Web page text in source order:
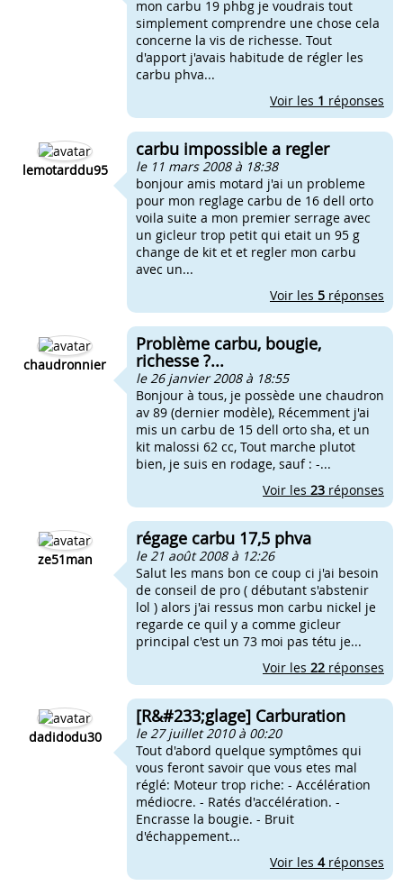
mon carbu 19 phbg je voudrais tout
simplement comprendre une chose cela
concerne la vis de richesse. Tout
d'apport j'avais habitude de régler les
carbu phva...
Voir les 1 réponses
lemotarddu95
carbu impossible a regler
le 11 mars 2008 à 18:38
bonjour amis motard j'ai un probleme
pour mon reglage carbu de 16 dell orto
voila suite a mon premier serrage avec
un gicleur trop petit qui etait un 95 g
change de kit et et regler mon carbu
avec un...
Voir les 5 réponses
chaudronnier
Problème carbu, bougie,
richesse ?...
le 26 janvier 2008 à 18:55
Bonjour à tous, je possède une chaudron
av 89 (dernier modèle), Récemment j'ai
mis un carbu de 15 dell orto sha, et un
kit malossi 62 cc, Tout marche plutot
bien, je suis en rodage, sauf : -...
Voir les 23 réponses
ze51man
régage carbu 17,5 phva
le 21 août 2008 à 12:26
Salut les mans bon ce coup ci j'ai besoin
de conseil de pro ( débutant s'abstenir
lol ) alors j'ai ressus mon carbu nickel je
regarde ce quil y a comme gicleur
principal c'est un 73 moi pas tétu je...
Voir les 22 réponses
dadidodu30
[R&#233;glage] Carburation
le 27 juillet 2010 à 00:20
Tout d'abord quelque symptômes qui
vous feront savoir que vous etes mal
réglé: Moteur trop riche: - Accélération
médiocre. - Ratés d'accélération. -
Encrasse la bougie. - Bruit
d'échappement...
Voir les 4réponses